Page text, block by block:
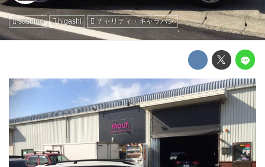
susumo higashi チャリティ・キャラバン